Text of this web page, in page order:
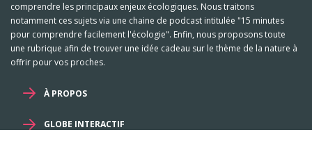
comprendre les principaux enjeux écologiques. Nous traitons
notamment ces sujets via une chaine de podcast intitulée "15 minutes
pour comprendre facilement l'écologie". Enfin, nous proposons toute
une rubrique afin de trouver une idée cadeau sur le thème de la nature à
offrir pour vos proches.
À PROPOS
GLOBE INTERACTIF